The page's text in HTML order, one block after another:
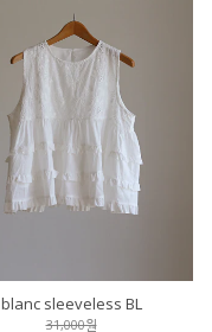
blanc sleeveless BL
31,000원